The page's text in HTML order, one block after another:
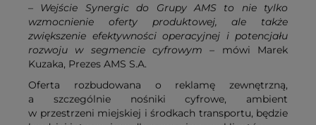
– Wejście Synergic do Grupy AMS to nie tylko
wzmocnienie oferty produktowej, ale także
zwiększenie efektywności operacyjnej i potencjału
rozwoju w segmencie cyfrowym – mówi Marek
Kuzaka, Prezes AMS S.A.
Oferta rozbudowana o reklamę zewnętrzną,
a szczególnie nośniki cyfrowe, ambient
w przestrzeni miejskiej i środkach transportu, będzie